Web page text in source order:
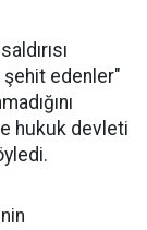
edenler"
hukuk devleti